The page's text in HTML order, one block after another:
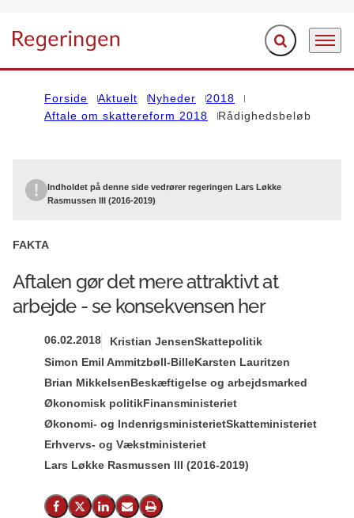
Gå til forsiden Fold søgefelt ud
Menu
Forside Aktuelt Nyheder
2018
Aftale om skattereform 2018
Rådighedsbeløb
Indholdet på denne side vedrører regeringen Lars Løkke
Rasmussen III (2016-2019)
FAKTA
Aftalen gør det mere attraktivt at
arbejde - se konsekvensen her
06.02.2018 Kristian JensenSkattepolitik
Simon Emil Ammitzbøll-BilleKarsten Lauritzen
Brian MikkelsenBeskæftigelse og arbejdsmarked
Økonomisk politikFinansministeriet
Økonomi- og IndenrigsministerietSkatteministeriet
Erhvervs- og Vækstministeriet
Lars Løkke Rasmussen III (2016-2019)
Del på Facebook
Del på X (Twitter)
Del på LinkedIn
Send email
Print